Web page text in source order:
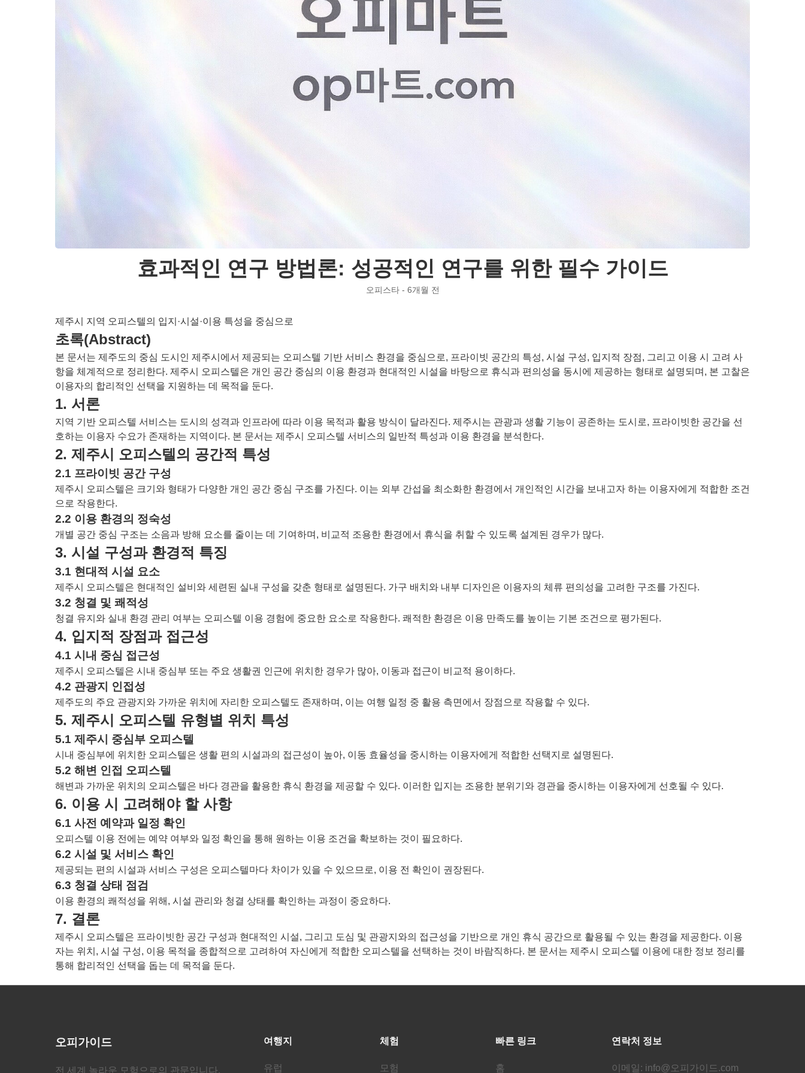
효과적인 연구 방법론: 성공적인 연구를 위한 필수 가이드
오피스타 - 6개월 전
제주시 지역 오피스텔의 입지·시설·이용 특성을 중심으로
초록(Abstract)
본 문서는 제주도의 중심 도시인 제주시에서 제공되는 오피스텔 기반 서비스 환경을 중심으로, 프라이빗 공간의 특성, 시설 구성, 입지적 장점, 그리고 이용 시 고려 사
항을 체계적으로 정리한다. 제주시 오피스텔은 개인 공간 중심의 이용 환경과 현대적인 시설을 바탕으로 휴식과 편의성을 동시에 제공하는 형태로 설명되며, 본 고찰은
이용자의 합리적인 선택을 지원하는 데 목적을 둔다.
1. 서론
지역 기반 오피스텔 서비스는 도시의 성격과 인프라에 따라 이용 목적과 활용 방식이 달라진다. 제주시는 관광과 생활 기능이 공존하는 도시로, 프라이빗한 공간을 선
호하는 이용자 수요가 존재하는 지역이다. 본 문서는 제주시 오피스텔 서비스의 일반적 특성과 이용 환경을 분석한다.
2. 제주시 오피스텔의 공간적 특성
2.1 프라이빗 공간 구성
제주시 오피스텔은 크기와 형태가 다양한 개인 공간 중심 구조를 가진다. 이는 외부 간섭을 최소화한 환경에서 개인적인 시간을 보내고자 하는 이용자에게 적합한 조건
으로 작용한다.
2.2 이용 환경의 정숙성
개별 공간 중심 구조는 소음과 방해 요소를 줄이는 데 기여하며, 비교적 조용한 환경에서 휴식을 취할 수 있도록 설계된 경우가 많다.
3. 시설 구성과 환경적 특징
3.1 현대적 시설 요소
제주시 오피스텔은 현대적인 설비와 세련된 실내 구성을 갖춘 형태로 설명된다. 가구 배치와 내부 디자인은 이용자의 체류 편의성을 고려한 구조를 가진다.
3.2 청결 및 쾌적성
청결 유지와 실내 환경 관리 여부는 오피스텔 이용 경험에 중요한 요소로 작용한다. 쾌적한 환경은 이용 만족도를 높이는 기본 조건으로 평가된다.
4. 입지적 장점과 접근성
4.1 시내 중심 접근성
제주시 오피스텔은 시내 중심부 또는 주요 생활권 인근에 위치한 경우가 많아, 이동과 접근이 비교적 용이하다.
4.2 관광지 인접성
제주도의 주요 관광지와 가까운 위치에 자리한 오피스텔도 존재하며, 이는 여행 일정 중 활용 측면에서 장점으로 작용할 수 있다.
5. 제주시 오피스텔 유형별 위치 특성
5.1 제주시 중심부 오피스텔
시내 중심부에 위치한 오피스텔은 생활 편의 시설과의 접근성이 높아, 이동 효율성을 중시하는 이용자에게 적합한 선택지로 설명된다.
5.2 해변 인접 오피스텔
해변과 가까운 위치의 오피스텔은 바다 경관을 활용한 휴식 환경을 제공할 수 있다. 이러한 입지는 조용한 분위기와 경관을 중시하는 이용자에게 선호될 수 있다.
6. 이용 시 고려해야 할 사항
6.1 사전 예약과 일정 확인
오피스텔 이용 전에는 예약 여부와 일정 확인을 통해 원하는 이용 조건을 확보하는 것이 필요하다.
6.2 시설 및 서비스 확인
제공되는 편의 시설과 서비스 구성은 오피스텔마다 차이가 있을 수 있으므로, 이용 전 확인이 권장된다.
6.3 청결 상태 점검
이용 환경의 쾌적성을 위해, 시설 관리와 청결 상태를 확인하는 과정이 중요하다.
7. 결론
제주시 오피스텔은 프라이빗한 공간 구성과 현대적인 시설, 그리고 도심 및 관광지와의 접근성을 기반으로 개인 휴식 공간으로 활용될 수 있는 환경을 제공한다. 이용
자는 위치, 시설 구성, 이용 목적을 종합적으로 고려하여 자신에게 적합한 오피스텔을 선택하는 것이 바람직하다. 본 문서는 제주시 오피스텔 이용에 대한 정보 정리를
통해 합리적인 선택을 돕는 데 목적을 둔다.
오피가이드
전 세계 놀라운 모험으로의 관문입니다.
여행지
유럽
체험
모험
빠른 링크
홈
연락처 정보
이메일: info@오피가이드.com